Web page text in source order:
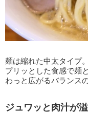
麺は縮れた中太タイプ。
プリッとした食感で麺
わっと広がるバランス
ジュワッと肉汁が